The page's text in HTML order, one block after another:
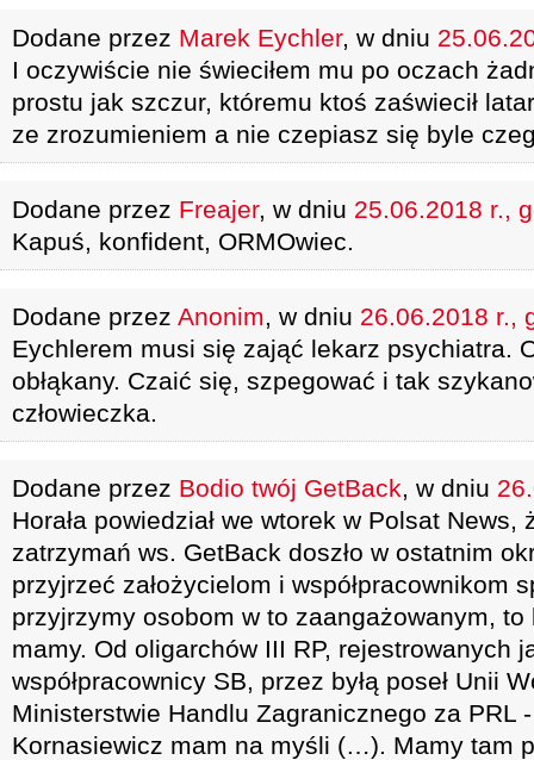
Dodane przez Marek Eychler, w dniu
I oczywiście nie świeciłem mu po oczach
prostu jak szczur, któremu ktoś zaświecił
ze zrozumieniem a nie czepiasz się byle
Dodane przez Freajer, w dniu 25.06.2018 r.,
Kapuś, konfident, ORMOwiec.
Dodane przez Anonim, w dniu 26.06.2018 r.,
Eychlerem musi się zająć lekarz psychiatra.
obłąkany. Czaić się, szpegować i tak
człowieczka.
Dodane przez Bodio twój GetBack, w dniu
Horała powiedział we wtorek w Polsat News,
zatrzymań ws. GetBack doszło w ostatnim
przyjrzeć założycielom i współpracownikom
przyjrzymy osobom w to zaangażowanym,
mamy. Od oligarchów III RP, rejestrowanych
współpracownicy SB, przez byłą poseł Unii
Ministerstwie Handlu Zagranicznego za PRL
Kornasiewicz mam na myśli (…). Mamy tam